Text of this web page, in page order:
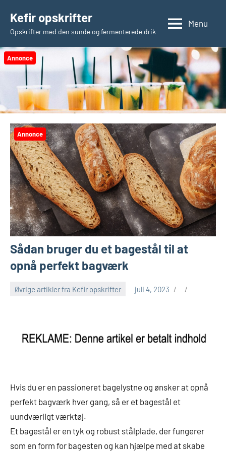
indhold
Kefir opskrifter
Opskrifter med den sunde og fermenterede drik
Menu
Annonce
Annonce
Sådan bruger du et bagestål til at
opnå perfekt bagværk
Øvrige artikler fra Kefir opskrifter juli 4, 2023
Hvis du er en passioneret bagelystne og ønsker at opnå
perfekt bagværk hver gang, så er et bagestål et
uundværligt værktøj.
Et bagestål er en tyk og robust stålplade, der fungerer
som en form for bagesten og kan hjælpe med at skabe